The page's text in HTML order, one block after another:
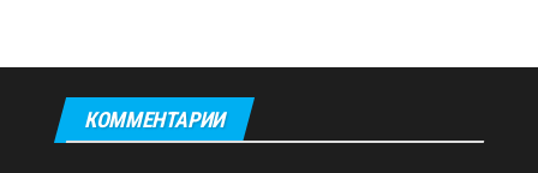
КОММЕНТАРИИ